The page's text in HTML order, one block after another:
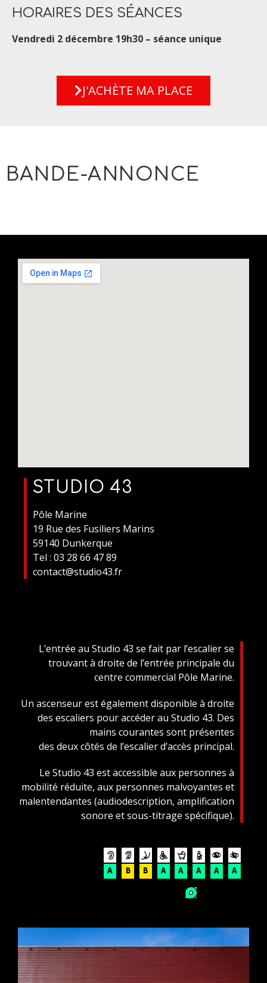
HORAIRES DES SÉANCES
Vendredi 2 décembre 19h30 – séance unique
J'ACHÈTE MA PLACE
BANDE-ANNONCE
STUDIO 43
Pôle Marine
19 Rue des Fusiliers Marins
59140 Dunkerque
Tel : 03 28 66 47 89
contact@studio43.fr
L’entrée au Studio 43 se fait par l’escalier se
trouvant à droite de l’entrée principale du
centre commercial Pôle Marine.
Un ascenseur est également disponible à droite
des escaliers pour accéder au Studio 43. Des
mains courantes sont présentes
des deux côtés de l’escalier d’accès principal.
Le Studio 43 est accessible aux personnes à
mobilité réduite, aux personnes malvoyantes et
malentendantes (audiodescription, amplification
sonore et sous-titrage spécifique).